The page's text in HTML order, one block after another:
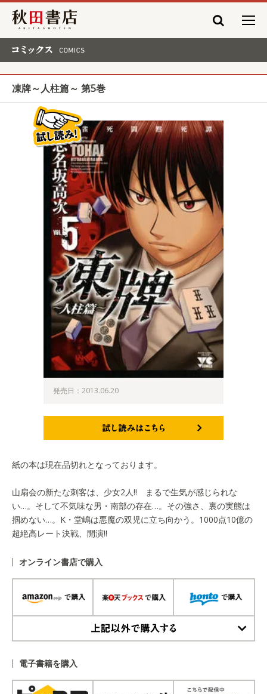
秋田書店
凍牌～人柱篇～ 第5巻
発売日：2013.06.20
紙の本は現在品切れとなっております。
山扇会の新たな刺客は、少女2人!! まるで生気が感じられな
い…。そして不気味な男・南部の存在…。その強さ、裏の実態は
掴めない…。K・堂嶋は悪魔の双児に立ち向かう。1000点10億の
超絶高レート決戦、開演!!
オンライン書店で購入
電子書籍を購入